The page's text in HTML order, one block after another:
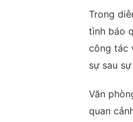
Trong
tình báo
công tác
sự sau
Văn
quan